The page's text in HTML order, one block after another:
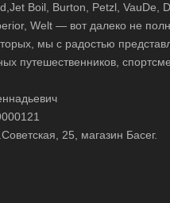
Boil, Burton, Petzl, VauDe,
Welt — вот далеко не
мы с радостью
путешественников,
25, магазин Басег.